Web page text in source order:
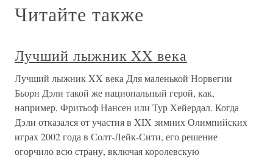
Читайте также
Лучший лыжник XX века
Лучший лыжник XX века Для маленькой Норвегии
Бьорн Дэли такой же национальный герой, как,
например, Фритьоф Нансен или Тур Хейердал. Когда
Дэли отказался от участия в XIX зимних Олимпийских
играх 2002 года в Солт-Лейк-Сити, его решение
огорчило всю страну, включая королевскую